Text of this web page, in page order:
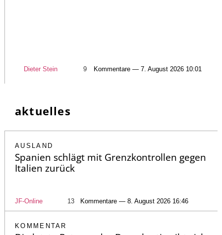
Dieter Stein 9 Kommentare — 7. August 2026 10:01
aktuelles
AUSLAND
Spanien schlägt mit Grenzkontrollen gegen
Italien zurück
JF-Online 13 Kommentare — 8. August 2026 16:46
KOMMENTAR